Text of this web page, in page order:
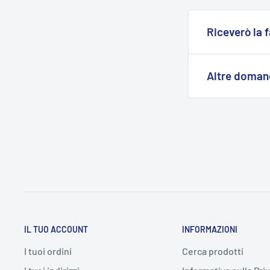
direttamente
durata.
Maggiori
Riceverò la
Si, puoi
dell'ordine, se
Altre
Non esitare a
IL TUO ACCOUNT
I tuoi ordini
INFORMAZIONI
Cerca prodotti